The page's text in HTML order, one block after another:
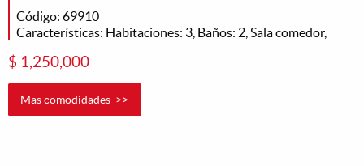
Código: 69910
Características: Habitaciones: 3, Baños: 2, Sala comedor,
$ 1,250,000
Mas comodidades >>